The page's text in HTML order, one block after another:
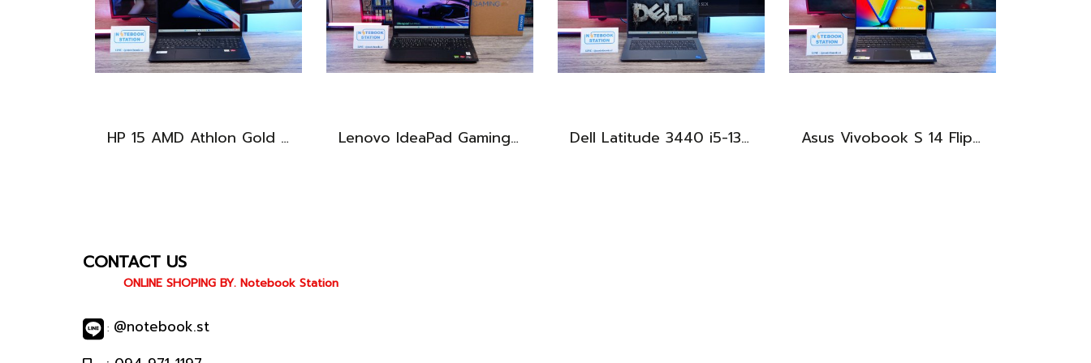
HP 15 AMD Athlon Gold 7220U Ram8 SSD256 จอ15.6 FHD เครื่องบางเบา เหมาะแก่การพกพา ขายเพียง 7,500 .- Lenovo IdeaPad Gaming 3 Ryzen5-5500H RAM16 RTX2050(4GB) 512GB M.2 จอ15.6 FHD 144Hz สเปคเกมมิ่ง คีย์บอร์ดไฟสีRGB เครื่องพร้อมใช้งาน ราคาเพียง 16,900.- Dell Latitude 3440 i5-1335U Ram8 SSD512 จอ14นิ้ว สเปคดี คีย์บอร์ดไฟ เครื่องประมวลผลไวพร้อมใช้งาน เพียง 13,990.- Asus Vivobook S 14 Flip OLED ทัชกรีนหมุนจอ360องศา Ryzen7-7730U Ram24 SSD512GB จอ14 2.8K OLED 90Hz จอภาพสวยคมชัดมาก ดีไซน์สวยทันสมัย ราคา 18,990.-
CONTACT US
ONLINE SHOPING BY. Notebook Station
: @notebook.st